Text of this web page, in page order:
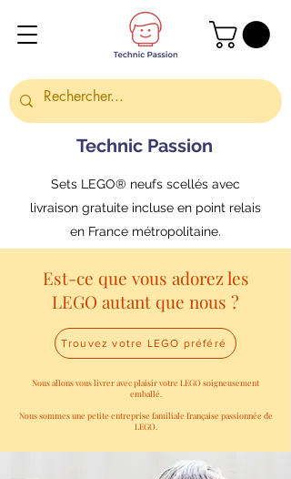
Technic Passion
Sets LEGO® neufs scellés avec
livraison gratuite incluse en point relais
en France métropolitaine.
Est-ce que vous adorez les
LEGO autant que nous ?
Trouvez votre LEGO préféré
Nous allons vous livrer avec plaisir votre LEGO soigneusement
emballé.
Nous sommes une petite entreprise familiale française passionnée de
LEGO.